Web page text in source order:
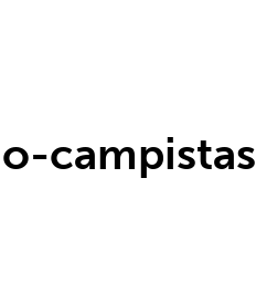
campistas